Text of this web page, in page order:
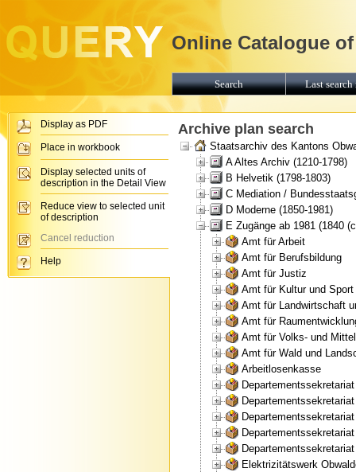
Archive plan search
Staatsarchiv des Kantons
A Altes Archiv (1210-1798)
B Helvetik (1798-1803)
C Mediation /
D Moderne (1850-1981)
E Zugänge ab 1981 (1840
Amt für Arbeit
Amt für Berufsbildung
Amt für Justiz
Amt für Kultur und Sport
Amt für Landwirtschaft
Amt für
Amt für Volks- und
Amt für Wald und
Arbeitlosenkasse
Elektrizitätswerk
Online Catalogue
Search Last
Display as PDF
Place in workbook
Display selected units of
description in the Detail View
Reduce view to selected unit
of description
Cancel reduction
Help